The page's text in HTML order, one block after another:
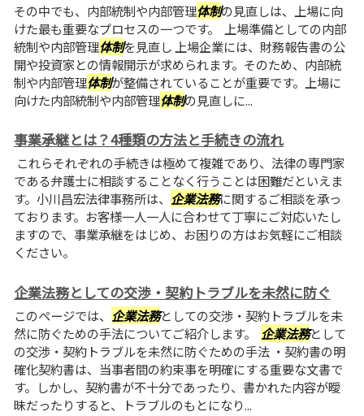
その中でも、内部統制や内部管理体制の見直しは、上場に向
けた最も重要なプロセスの一つです。 上場準備としての内部
統制や内部管理体制を見直し 上場企業には、財務報告書の公
開や投資家との情報開示が求められます。そのため、内部統
制や内部管理体制が整備されていることが重要です。上場に
向けた内部統制や内部管理体制の見直しに...
事業承継とは？4種類の方法と手続きの流れ
これらそれぞれの手続きは極めて複雑であり、法律の専門家
である弁護士に相談することなく行うことは困難だといえま
す。小川昌宏法律事務所は、 企業法務に関するご相談を承っ
ております。お客様一人一人に合わせて丁寧にご対応いたし
ますので、事業承継をはじめ、お困りの方はお気軽にご相談
ください。
企業法務としての交渉・契約トラブルを未然に防ぐ
このページでは、 企業法務としての交渉・契約トラブルを未
然に防ぐための手法についてご紹介します。 企業法務として
の交渉・契約トラブルを未然に防ぐための手法 ・契約書の明
確化契約書は、当事者間の約束事を明確にする重要な文書で
す。しかし、契約書が不十分であったり、書かれた内容が曖
昧だったりすると、トラブルのもとになり...